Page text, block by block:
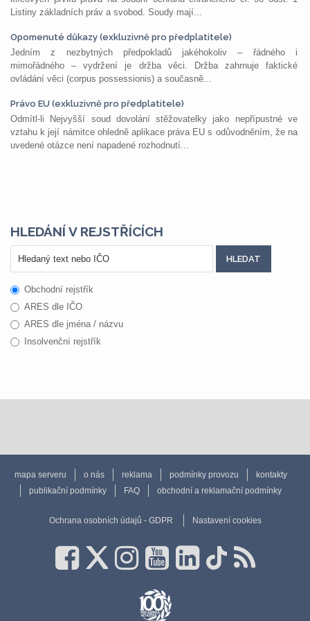
Listiny základních práv a svobod. Soudy mají...
Opomenuté důkazy (exkluzivně pro předplatitele)
Jedním z nezbytných předpokladů jakéhokoliv – řádného i
mimořádného – vydržení je držba věci. Držba zahrnuje faktické
ovládání věci (corpus possessionis) a současně...
Právo EU (exkluzivně pro předplatitele)
Odmítl-li Nejvyšší soud dovolání stěžovatelky jako nepřípustné ve
vztahu k její námitce ohledně aplikace práva EU s odůvodněním, že na
uvedené otázce není napadené rozhodnutí...
HLEDÁNÍ V REJSTŘÍCÍCH
Obchodní rejstřík
ARES dle IČO
ARES dle jména / názvu
Insolvenční rejstřík
mapa serveru o nás reklama podmínky provozu
kontakty
publikační podmínky
FAQ obchodní a reklamační podmínky
Ochrana osobních údajů - GDPR Nastavení cookies